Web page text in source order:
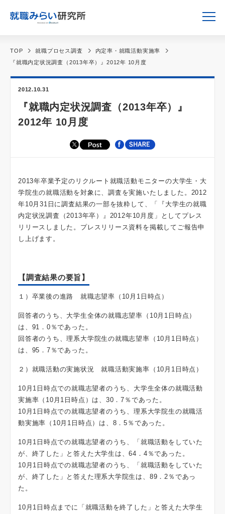
TOP 就職プロセス調査
内定率・就職活動実施率
『就職内定状況調査（2013年卒）』2012年 10月度
2012.10.31
『就職内定状況調査（2013年卒）』
2012年 10月度
2013年卒業予定のリクルート就職活動モニターの大学生・大
学院生の就職活動を対象に、調査を実施いたしました。2012
年10月31日に調査結果の一部を抜粋して、「『大学生の就職
内定状況調査（2013年卒）』2012年10月度」としてプレス
リリースしました。プレスリリース資料を掲載してご報告申
し上げます。
【調査結果の要旨】
１）卒業後の進路 就職志望率（10月1日時点）
回答者のうち、大学生全体の就職志望率（10月1日時点）
は、91．0％であった。
回答者のうち、理系大学院生の就職志望率（10月1日時点）
は、95．7％であった。
２）就職活動の実施状況 就職活動実施率（10月1日時点）
10月1日時点での就職志望者のうち、大学生全体の就職活動
実施率（10月1日時点）は、30．7％であった。
10月1日時点での就職志望者のうち、理系大学院生の就職活
動実施率（10月1日時点）は、8．5％であった。
10月1日時点での就職志望者のうち、「就職活動をしていた
が、終了した」と答えた大学生は、64．4％であった。
10月1日時点での就職志望者のうち、「就職活動をしていた
が、終了した」と答えた理系大学院生は、89．2％であっ
た。
10月1日時点までに「就職活動を終了した」と答えた大学生